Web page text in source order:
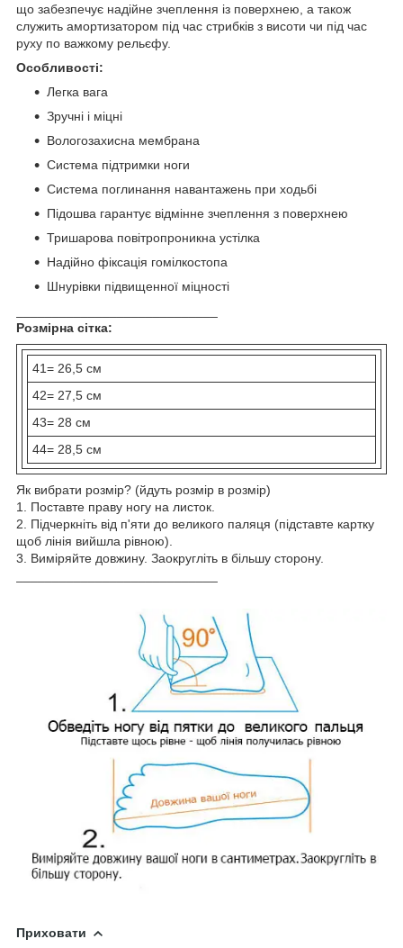
що забезпечує надійне зчеплення із поверхнею, а також
служить амортизатором під час стрибків з висоти чи під час
руху по важкому рельєфу.
Особливості:
Легка вага
Зручні і міцні
Вологозахисна мембрана
Система підтримки ноги
Система поглинання навантажень при ходьбі
Підошва гарантує відмінне зчеплення з поверхнею
Тришарова повітропроникна устілка
Надійно фіксація гомілкостопа
Шнурівки підвищенної міцності
Розмірна сітка:
41= 26,5 см
42= 27,5 см
43= 28 см
44= 28,5 см
Як вибрати розмір? (йдуть розмір в розмір)
1. Поставте праву ногу на листок.
2. Підчеркніть від п'яти до великого паляця (підставте картку
щоб лінія вийшла рівною).
3. Виміряйте довжину. Заокругліть в більшу сторону.
Приховати